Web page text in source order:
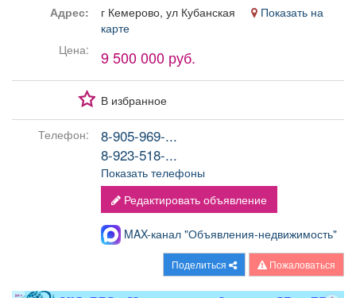
Адрес:
г Кемерово, ул Кубанская
Показать на
карте
Цена:
9 500 000 руб.
В избранное
Телефон:
8-905-969-...
8-923-518-...
Показать телефоны
Редактировать объявление
MAX-канал "Объявления-недвижимость"
Поделиться Пожаловаться